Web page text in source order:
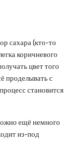
сахара (кто-то
коричневого
цвет того
проделывать с
становится
ещё немного
из-под